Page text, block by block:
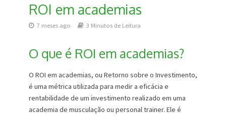
ROI em academias
7 meses ago 3 Minutos de Leitura
O que é ROI em academias?
O ROI em academias, ou Retorno sobre o Investimento,
é uma métrica utilizada para medir a eficácia e
rentabilidade de um investimento realizado em uma
academia de musculação ou personal trainer. Ele é